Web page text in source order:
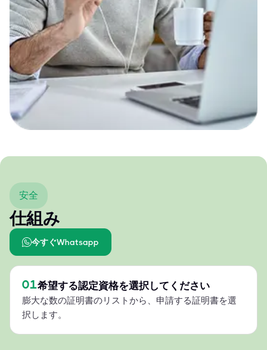
安全
仕組み
今すぐWhatsapp
01希望する認定資格を選択してください
膨大な数の証明書のリストから、申請する証明書を選
択します。